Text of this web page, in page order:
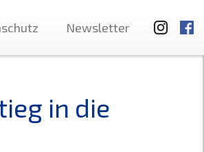
Newsletter
in die